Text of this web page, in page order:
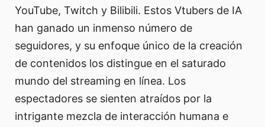
YouTube, Twitch y Bilibili. Estos Vtubers de IA
han ganado un inmenso número de
seguidores, y su enfoque único de la creación
de contenidos los distingue en el saturado
mundo del streaming en línea. Los
espectadores se sienten atraídos por la
intrigante mezcla de interacción humana e